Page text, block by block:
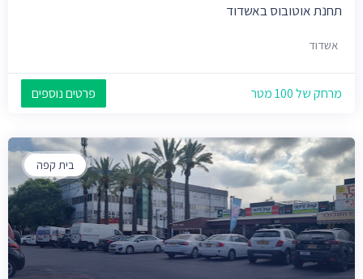
תחנת אוטובוס באשדוד
אשדוד
מרחק של 100 מטר פרטים נוספים
בית קפה